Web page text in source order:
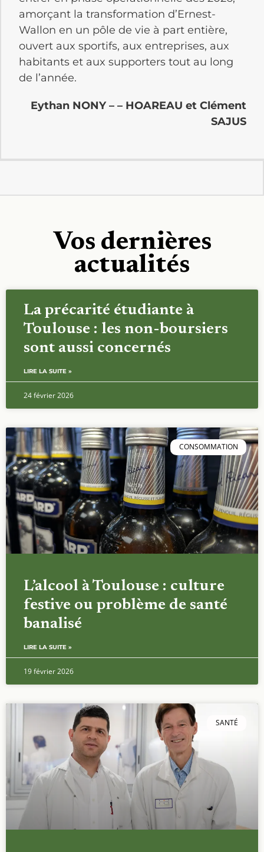
amorçant la transformation d’Ernest-
Wallon en un pôle de vie à part entière,
ouvert aux sportifs, aux entreprises, aux
habitants et aux supporters tout au long
de l’année.
Eythan NONY – – HOAREAU et Clément
SAJUS
Vos dernières
actualités
La précarité étudiante à
Toulouse : les non-boursiers
sont aussi concernés
LIRE LA SUITE »
24 février 2026
CONSOMMATION
L’alcool à Toulouse : culture
festive ou problème de santé
banalisé
LIRE LA SUITE »
19 février 2026
SANTÉ